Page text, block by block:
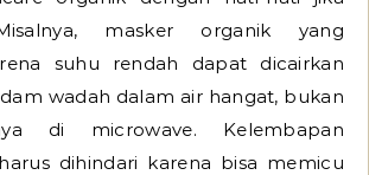
masker organik yang
suhu rendah dapat dicairkan
wadah dalam air hangat, bukan
di microwave. Kelembapan
dihindari karena bisa memicu